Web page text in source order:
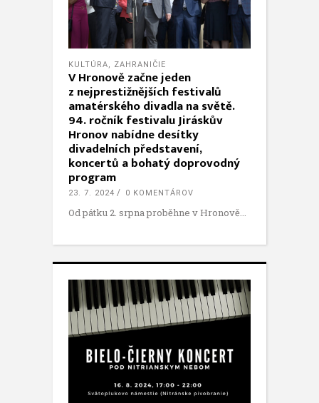
KULTÚRA, ZAHRANIČIE
V Hronově začne jeden
z nejprestižnějších festivalů
amatérského divadla na světě.
94. ročník festivalu Jiráskův
Hronov nabídne desítky
divadelních představení,
koncertů a bohatý doprovodný
program
23. 7. 2024 0 KOMENTÁROV
Od pátku 2. srpna proběhne v Hronově